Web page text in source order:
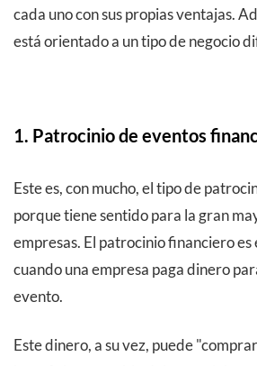
cada uno con sus propias ventajas.
está orientado a un tipo de negocio
1. Patrocinio de eventos
Este es, con mucho, el tipo de
porque tiene sentido para la gran
empresas. El patrocinio financiero
cuando una empresa paga dinero
evento.
Este dinero, a su vez, puede